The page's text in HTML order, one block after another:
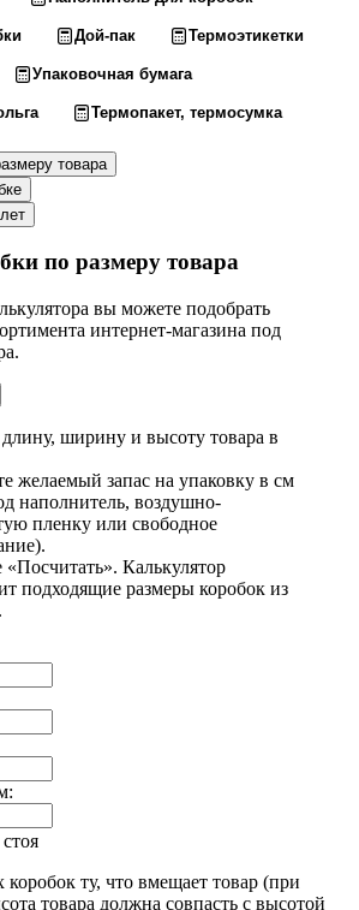
Дой-пак Термоэтикетки
Упаковочная бумага
Термопакет, термосумка
товара
по размеру товара
вы можете подобрать
интернет-магазина под
ширину и высоту товара в
желаемый запас на упаковку в см
наполнитель, воздушно-
пленку или свободное
Калькулятор
подходящие размеры коробок из
ту, что вмещает товар (при
товара должна совпасть с высотой